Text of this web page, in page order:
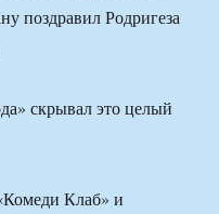
поздравил Родригеза
скрывал это целый
Клаб» и